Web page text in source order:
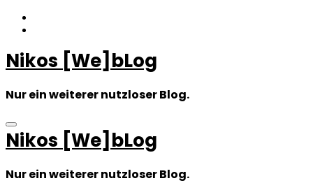
Zum
Inhalt
Nikos [We]bLog
Nur ein weiterer nutzloser Blog.
Nikos [We]bLog
Nur ein weiterer nutzloser Blog.